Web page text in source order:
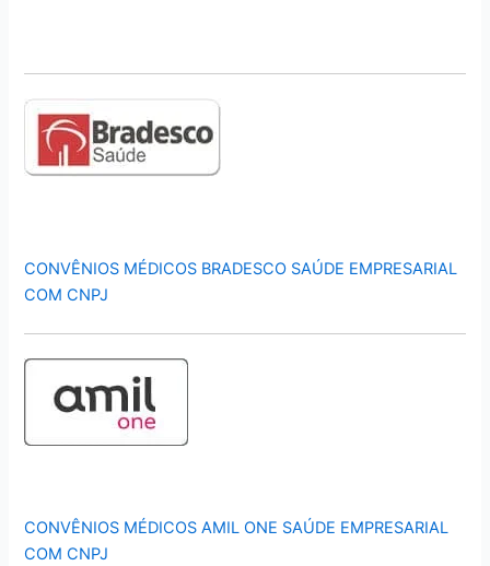
CONVÊNIOS MÉDICOS BRADESCO SAÚDE EMPRESARIAL
COM CNPJ
CONVÊNIOS MÉDICOS AMIL ONE SAÚDE EMPRESARIAL
COM CNPJ